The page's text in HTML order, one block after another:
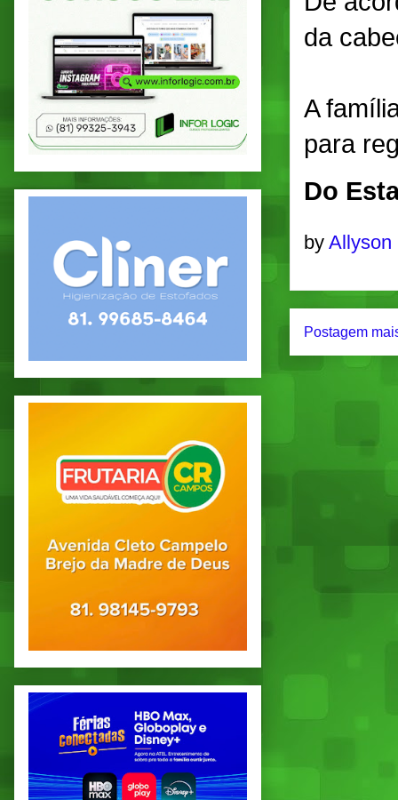
da
A
para
Do
by
Postagem